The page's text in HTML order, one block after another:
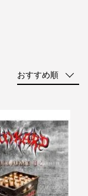
おすすめ順